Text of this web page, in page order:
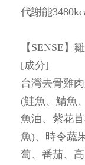
代謝能
【 SENSE 】
[成分]
台灣去骨雞
(鮭魚、鯖魚
魚油、紫花
魚)、時令蔬
蔔、番茄、